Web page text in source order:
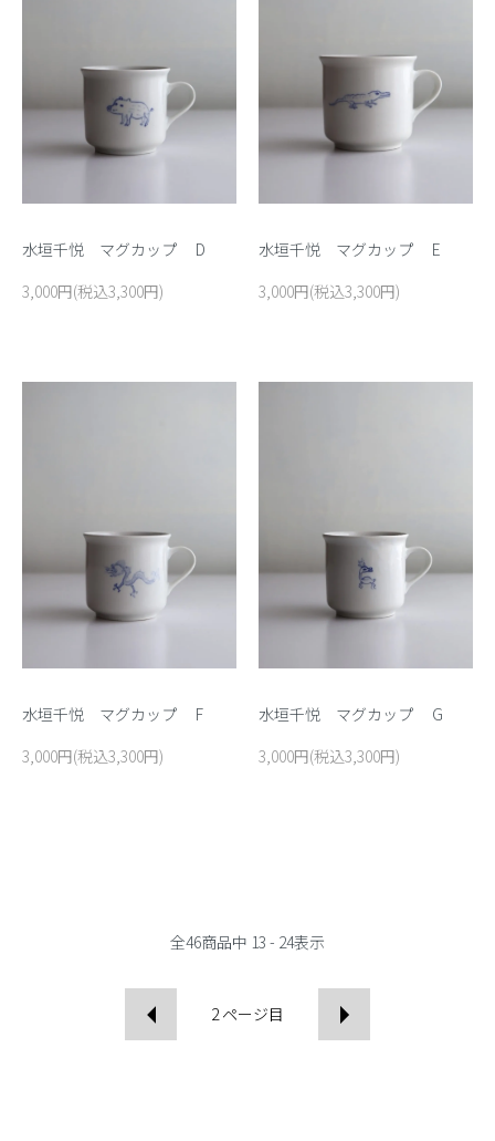
水垣千悦 マグカップ D
3,000円(税込3,300円)
水垣千悦 マグカップ E
3,000円(税込3,300円)
水垣千悦 マグカップ F
3,000円(税込3,300円)
水垣千悦 マグカップ G
3,000円(税込3,300円)
全46商品中 13 - 24表示
2ページ目